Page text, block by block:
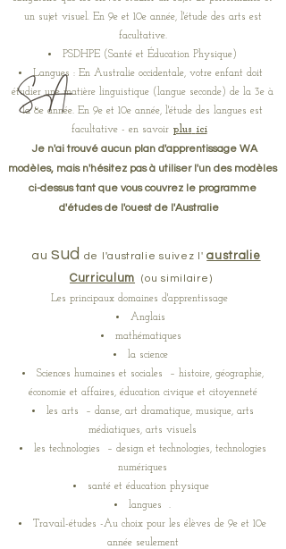
un sujet visuel. En 9e et 10e année, l'étude des arts est
facultative.
PSDHPE (Santé et Éducation Physique)
Langues : En Australie occidentale, votre enfant doit
étudier une matière linguistique (langue seconde) de la 3e à
la 8e année. En 9e et 10e année, l'étude des langues est
facultative - en savoir plus ici
Je n'ai trouvé aucun plan d'apprentissage WA
modèles, mais n'hésitez pas à utiliser l'un des modèles
ci-dessus tant que vous couvrez le programme
d'études de l'ouest de l'Australie
au sud de l'australie suivez l' australie
Curriculum
(ou similaire)
Les principaux domaines d'apprentissage
Anglais
mathématiques
la science
Sciences humaines et sociales – histoire, géographie,
économie et affaires, éducation civique et citoyenneté
les arts – danse, art dramatique, musique, arts
médiatiques, arts visuels
les technologies – design et technologies, technologies
numériques
santé et éducation physique
langues .
Travail-études -Au choix pour les élèves de 9e et 10e
année seulement